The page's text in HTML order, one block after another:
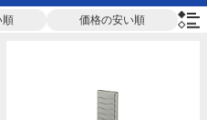
整や時報などの機能が加えら
ログラムをIC基盤に入れて、
テムタイムレコーダーは、ID
ターに勤務情報を入れて賃金
順 価格の安い順